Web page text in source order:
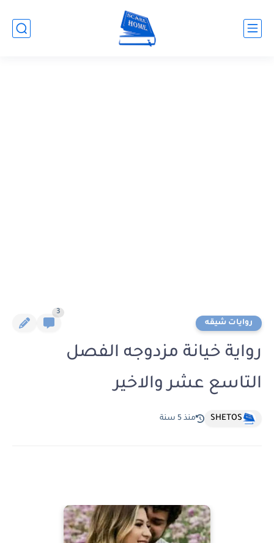
روايات شيقه
3
رواية خيانة مزدوجه الفصل
التاسع عشر والاخير
SHETOS منذ 5 سنة